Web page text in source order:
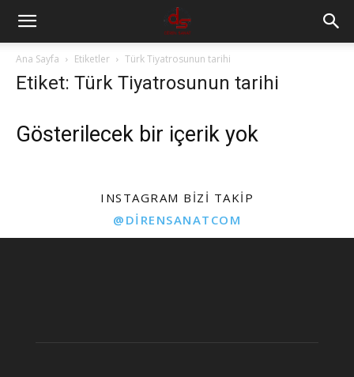
Ana Sayfa Etiketler Türk Tiyatrosunun tarihi
Etiket: Türk Tiyatrosunun tarihi
Gösterilecek bir içerik yok
INSTAGRAM BIZI TAKIP
@DIRENSANATCOM